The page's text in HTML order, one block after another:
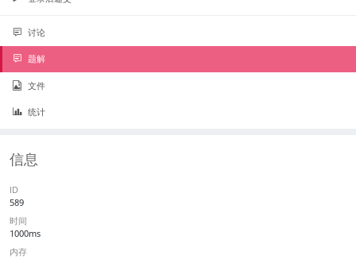
讨论
题解
文件
统计
信息
ID
589
时间
1000ms
内存